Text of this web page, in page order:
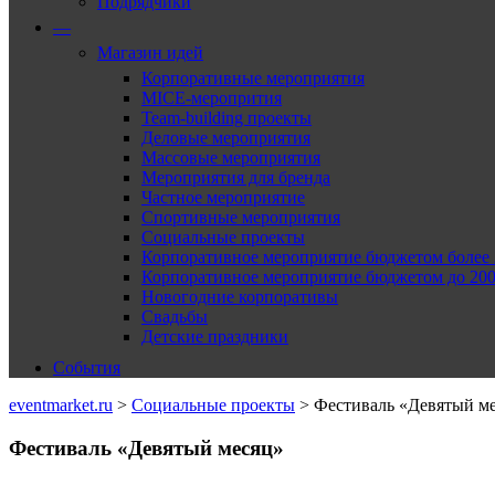
—
Магазин идей
Корпоративные мероприятия
MICE-меропрития
Team-building проекты
Деловые мероприятия
Массовые мероприятия
Мероприятия для бренда
Частное мероприятие
Спортивные мероприятия
Социальные проекты
Корпоративное мероприятие бюджетом более
Корпоративное мероприятие бюджетом до
Новогодние корпоративы
Свадьбы
Детские праздники
События
eventmarket.ru > Социальные проекты > Фестиваль «Девятый
Фестиваль «Девятый месяц»